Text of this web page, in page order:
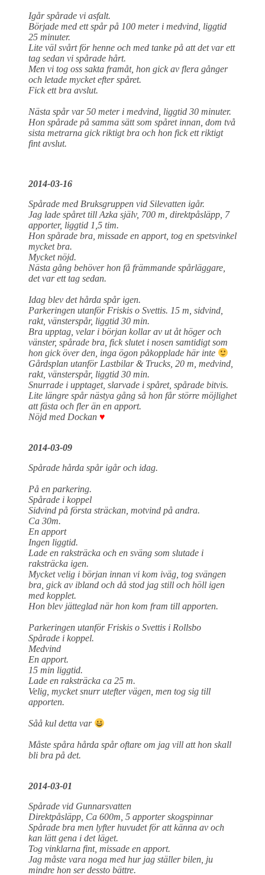
Igår spårade vi asfalt.
Började med ett spår på 100 meter i medvind, liggtid
25 minuter.
Lite väl svårt för henne och med tanke på att det var ett
tag sedan vi spårade hårt.
Men vi tog oss sakta framåt, hon gick av flera gånger
och letade mycket efter spåret.
Fick ett bra avslut.
Nästa spår var 50 meter i medvind, liggtid 30 minuter.
Hon spårade på samma sätt som spåret innan, dom två
sista metrarna gick riktigt bra och hon fick ett riktigt
fint avslut.
2014-03-16
Spårade med Bruksgruppen vid Silevatten igår.
Jag lade spåret till Azka själv, 700 m, direktpåsläpp, 7
apporter, liggtid 1,5 tim.
Hon spårade bra, missade en apport, tog en spetsvinkel
mycket bra.
Mycket nöjd.
Nästa gång behöver hon få främmande spårläggare,
det var ett tag sedan.
Idag blev det hårda spår igen.
Parkeringen utanför Friskis o Svettis. 15 m, sidvind,
rakt, vänsterspår, liggtid 30 min.
Bra upptag, velar i början kollar av ut åt höger och
vänster, spårade bra, fick slutet i nosen samtidigt som
hon gick över den, inga ögon påkopplade här inte
Gårdsplan utanför Lastbilar & Trucks, 20 m, medvind,
rakt, vänsterspår, liggtid 30 min.
Snurrade i upptaget, slarvade i spåret, spårade bitvis.
Lite längre spår nästya gång så hon får större möjlighet
att fästa och fler än en apport.
Nöjd med Dockan ♥
2014-03-09
Spårade hårda spår igår och idag.
På en parkering.
Spårade i koppel
Sidvind på första sträckan, motvind på andra.
Ca 30m.
En apport
Ingen liggtid.
Lade en raksträcka och en sväng som slutade i
raksträcka igen.
Mycket velig i början innan vi kom iväg, tog svängen
bra, gick av ibland och då stod jag still och höll igen
med kopplet.
Hon blev jätteglad när hon kom fram till apporten.
Parkeringen utanför Friskis o Svettis i Rollsbo
Spårade i koppel.
Medvind
En apport.
15 min liggtid.
Lade en raksträcka ca 25 m.
Velig, mycket snurr utefter vägen, men tog sig till
apporten.
Såå kul detta var
Måste spåra hårda spår oftare om jag vill att hon skall
bli bra på det.
2014-03-01
Spårade vid Gunnarsvatten
Direktpåsläpp, Ca 600m, 5 apporter skogspinnar
Spårade bra men lyfter huvudet för att känna av och
kan lätt gena i det läget.
Tog vinklarna fint, missade en apport.
Jag måste vara noga med hur jag ställer bilen, ju
mindre hon ser dessto bättre.